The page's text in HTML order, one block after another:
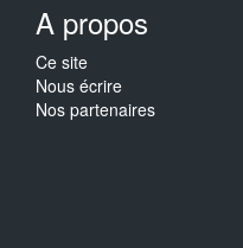
A propos
Ce site
Nous écrire
Nos partenaires